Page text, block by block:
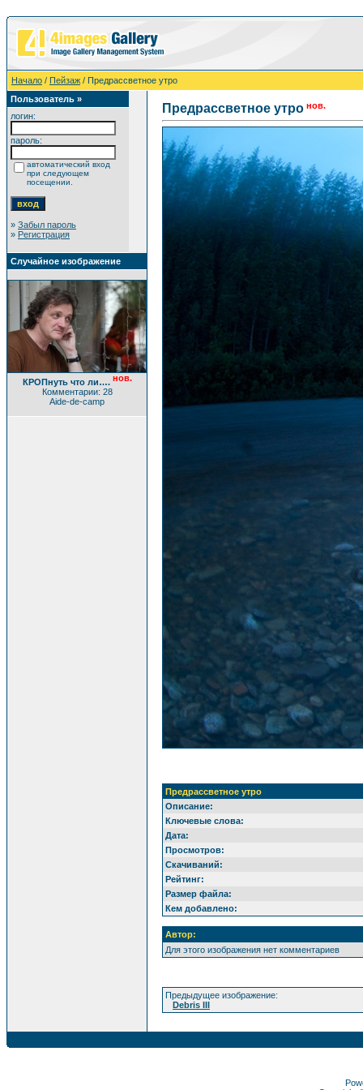
Начало / Пейзаж / Предрассветное утро
Пользователь »
логин:
пароль:
автоматический вход
при следующем
посещении.
» Забыл пароль
» Регистрация
Случайное изображение
КРОПнуть что ли…. нов.
Комментарии: 28
Aide-de-camp
Предрассветное утро нов.
Предрассветное утро
Описание:
Ключевые слова:
Дата:
Просмотров:
Скачиваний:
Рейтинг:
Размер файла:
Кем добавлено:
Автор:
Для этого изображения нет комментариев
Предыдущее изображение:
Debris III